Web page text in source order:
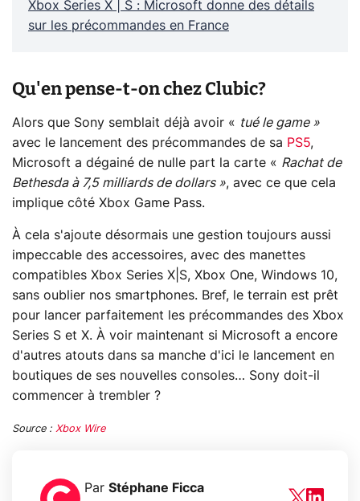
Xbox Series X | S : Microsoft donne des détails
sur les précommandes en France
Qu'en pense-t-on chez Clubic?
Alors que Sony semblait déjà avoir « tué le game »
avec le lancement des précommandes de sa PS5,
Microsoft a dégainé de nulle part la carte « Rachat de
Bethesda à 7,5 milliards de dollars », avec ce que cela
implique côté Xbox Game Pass.
À cela s'ajoute désormais une gestion toujours aussi
impeccable des accessoires, avec des manettes
compatibles Xbox Series X|S, Xbox One, Windows 10,
sans oublier nos smartphones. Bref, le terrain est prêt
pour lancer parfaitement les précommandes des Xbox
Series S et X. À voir maintenant si Microsoft a encore
d'autres atouts dans sa manche d'ici le lancement en
boutiques de ses nouvelles consoles… Sony doit-il
commencer à trembler ?
Source : Xbox Wire
Par Stéphane Ficca